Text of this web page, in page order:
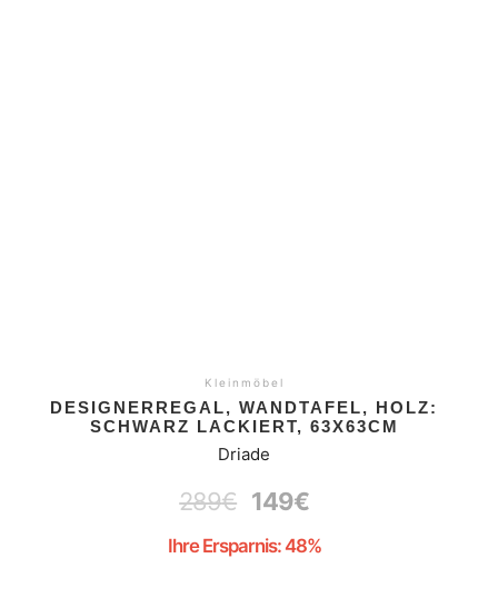
Kleinmöbel
DESIGNERREGAL, WANDTAFEL, HOLZ:
SCHWARZ LACKIERT, 63X63CM
Driade
289€ 149€
Ihre Ersparnis: 48%